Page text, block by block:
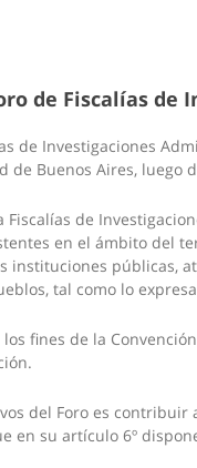
de Fiscalías
de Investigaciones
de Buenos Aires, luego
Fiscalías de
en el ámbito del
instituciones públicas,
tal como lo
los fines de la
del Foro es
en su artículo 6º